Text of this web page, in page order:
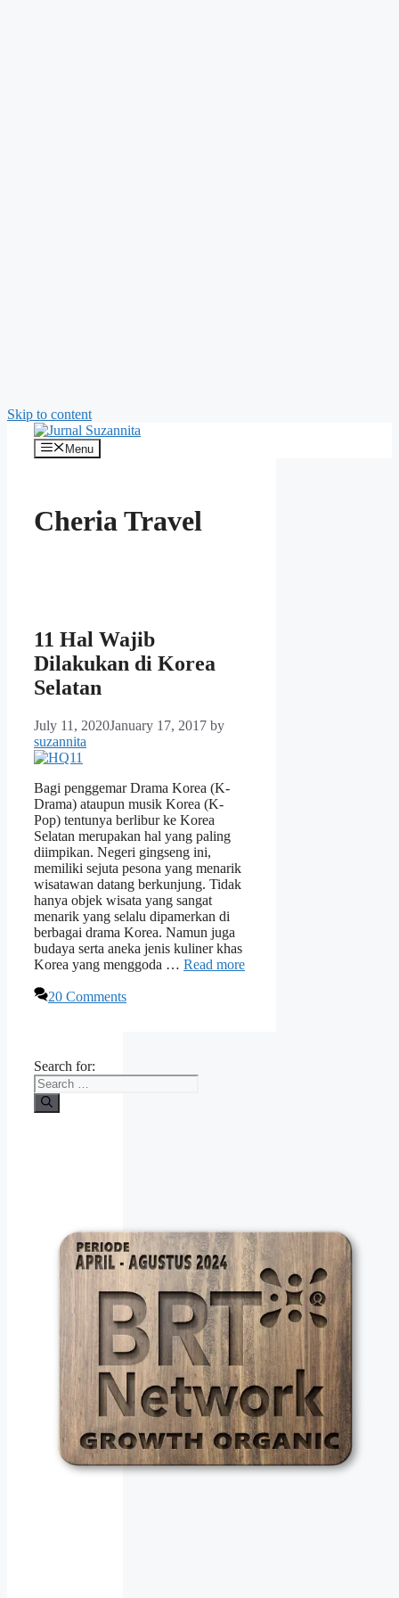
Skip to content
Menu
Cheria Travel
11 Hal Wajib
Dilakukan di Korea
Selatan
July 11, 2020January 17, 2017 by
suzannita
Bagi penggemar Drama Korea (K-
Drama) ataupun musik Korea (K-
Pop) tentunya berlibur ke Korea
Selatan merupakan hal yang paling
diimpikan. Negeri gingseng ini,
memiliki sejuta pesona yang menarik
wisatawan datang berkunjung. Tidak
hanya objek wisata yang sangat
menarik yang selalu dipamerkan di
berbagai drama Korea. Namun juga
budaya serta aneka jenis kuliner khas
Korea yang menggoda … Read more
20 Comments
Search for: